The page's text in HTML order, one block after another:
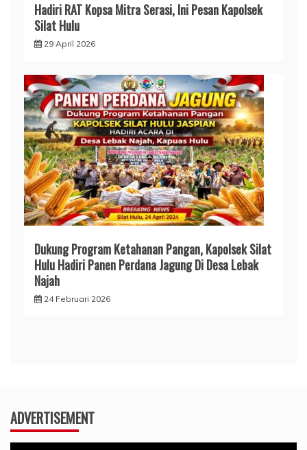
Hadiri RAT Kopsa Mitra Serasi, Ini Pesan Kapolsek
Silat Hulu
29 April 2026
Dukung Program Ketahanan Pangan, Kapolsek Silat
Hulu Hadiri Panen Perdana Jagung Di Desa Lebak
Najah
24 Februari 2026
ADVERTISEMENT